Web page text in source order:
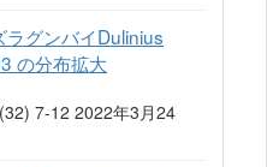
ラグンバイDulinius
の分布拡大
7-12 2022年3月24